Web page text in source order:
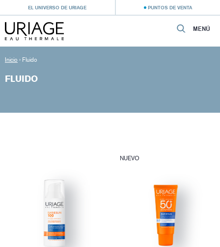
EL UNIVERSO DE URIAGE PUNTOS DE VENTA
MENÚ
Inicio › Fluido
FLUIDO
NUEVO